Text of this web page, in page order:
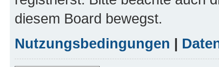
diesem Board bewegst.
Nutzungsbedingungen |